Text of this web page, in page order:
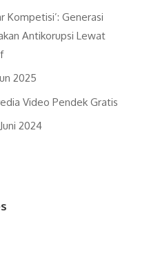
Kompetisi’: Generasi
Antikorupsi Lewat
2025
Video Pendek Gratis
2024